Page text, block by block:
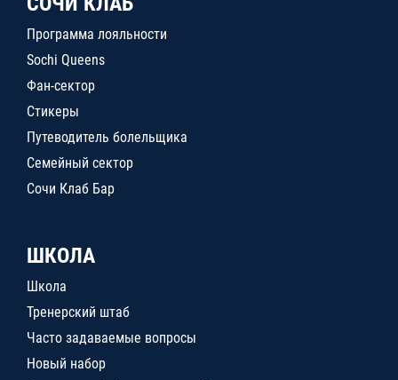
Программа лояльности
Sochi Queens
Фан-сектор
Стикеры
Путеводитель болельщика
Семейный сектор
Сочи Клаб Бар
ШКОЛА
Школа
Тренерский штаб
Часто задаваемые вопросы
Новый набор